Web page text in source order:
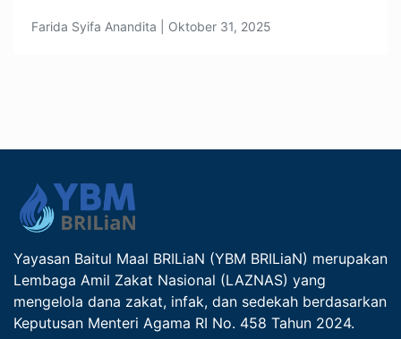
Farida Syifa Anandita | Oktober 31, 2025
Yayasan Baitul Maal BRILiaN (YBM BRILiaN) merupakan
Lembaga Amil Zakat Nasional (LAZNAS) yang
mengelola dana zakat, infak, dan sedekah berdasarkan
Keputusan Menteri Agama RI No. 458 Tahun 2024.